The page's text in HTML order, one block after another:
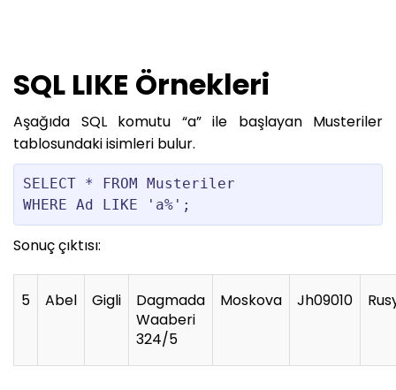
SQL LIKE Örnekleri
Aşağıda SQL komutu “a” ile başlayan Musteriler
tablosundaki isimleri bulur.
SELECT * FROM Musteriler
WHERE Ad LIKE 'a%';
Sonuç çıktısı:
5 Abel Gigli
Dagmada
Waaberi
324/5
Moskova Jh09010